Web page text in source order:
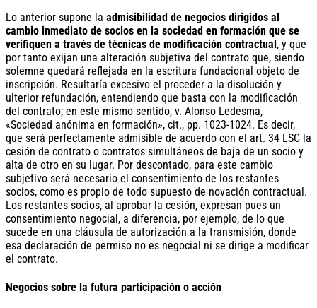
Lo anterior supone la admisibilidad de negocios dirigidos al
cambio inmediato de socios en la sociedad en formación que se
verifiquen a través de técnicas de modificación contractual, y que
por tanto exijan una alteración subjetiva del contrato que, siendo
solemne quedará reflejada en la escritura fundacional objeto de
inscripción. Resultaría excesivo el proceder a la disolución y
ulterior refundación, entendiendo que basta con la modificación
del contrato; en este mismo sentido, v. Alonso Ledesma,
«Sociedad anónima en formación», cit., pp. 1023-1024. Es decir,
que será perfectamente admisible de acuerdo con el art. 34 LSC la
cesión de contrato o contratos simultáneos de baja de un socio y
alta de otro en su lugar. Por descontado, para este cambio
subjetivo será necesario el consentimiento de los restantes
socios, como es propio de todo supuesto de novación contractual.
Los restantes socios, al aprobar la cesión, expresan pues un
consentimiento negocial, a diferencia, por ejemplo, de lo que
sucede en una cláusula de autorización a la transmisión, donde
esa declaración de permiso no es negocial ni se dirige a modificar
el contrato.
Negocios sobre la futura participación o acción